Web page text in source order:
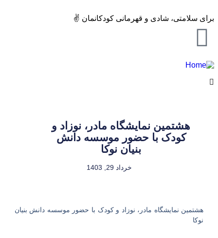
برای سلامتی، شادی و قهرمانی کودکانمان ✌️
هشتمین نمایشگاه مادر، نوزاد و
کودک با حضور موسسه دانش
بنیان نوکا
خرداد 29, 1403
هشتمین نمایشگاه مادر، نوزاد و کودک با حضور موسسه دانش بنیان
نوکا